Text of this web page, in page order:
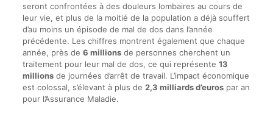
seront confrontées à des douleurs lombaires au cours de
leur vie, et plus de la moitié de la population a déjà souffert
d’au moins un épisode de mal de dos dans l’année
précédente. Les chiffres montrent également que chaque
année, près de 6 millionsde personnes cherchent un
traitement pour leur mal de dos, ce qui représente 13
millionsde journées d’arrêt de travail. L’impact économique
est colossal, s’élevant à plus de 2,3 milliards d’eurospar an
pour l’Assurance Maladie.